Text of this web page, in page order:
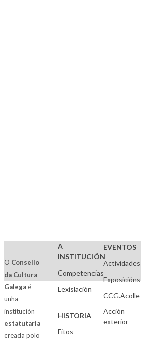
O Consello
da Cultura
Galegaé
unha
institución
estatutaria
creada polo
A
INSTITUCIÓN
Competencias
Lexislación
HISTORIA
Fitos
EVENTOS
Actividades
Exposicións
CCG.Acolle
Acción
exterior